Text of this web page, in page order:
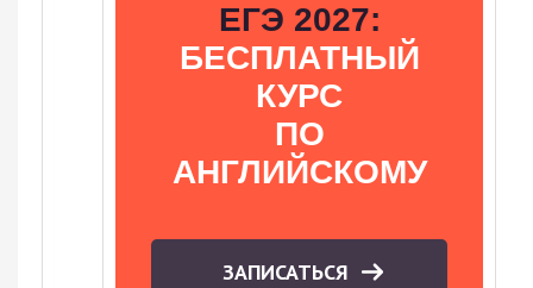
ЕГЭ 2027:
БЕСПЛАТНЫЙ
КУРС
ПО
АНГЛИЙСКОМУ
ЗАПИСАТЬСЯ